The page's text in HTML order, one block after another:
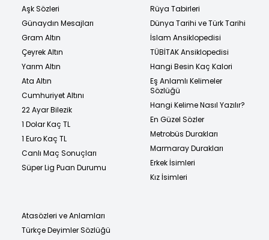
Aşk Sözleri
Günaydın Mesajları
Gram Altın
Çeyrek Altın
Yarım Altın
Ata Altın
Cumhuriyet Altını
22 Ayar Bilezik
1 Dolar Kaç TL
1 Euro Kaç TL
Canlı Maç Sonuçları
Süper Lig Puan Durumu
Rüya Tabirleri
Dünya Tarihi ve Türk Tarihi
İslam Ansiklopedisi
TÜBİTAK Ansiklopedisi
Hangi Besin Kaç Kalori
Eş Anlamlı Kelimeler
Sözlüğü
Hangi Kelime Nasıl Yazılır?
En Güzel Sözler
Metrobüs Durakları
Marmaray Durakları
Erkek İsimleri
Kız İsimleri
Atasözleri ve Anlamları
Türkçe Deyimler Sözlüğü